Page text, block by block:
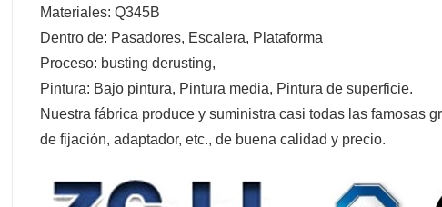
Materiales: Q345B
Dentro de: Pasadores, Escalera, Plataforma
Proceso: busting derusting,
Pintura: Bajo pintura, Pintura media, Pintura de superficie.
Nuestra fábrica produce y suministra casi todas las famosas
de fijación, adaptador, etc., de buena calidad y precio.